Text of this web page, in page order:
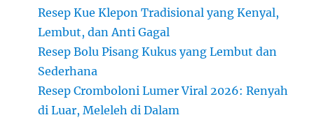
Resep Kue Klepon Tradisional yang Kenyal,
Lembut, dan Anti Gagal
Resep Bolu Pisang Kukus yang Lembut dan
Sederhana
Resep Cromboloni Lumer Viral 2026: Renyah
di Luar, Meleleh di Dalam